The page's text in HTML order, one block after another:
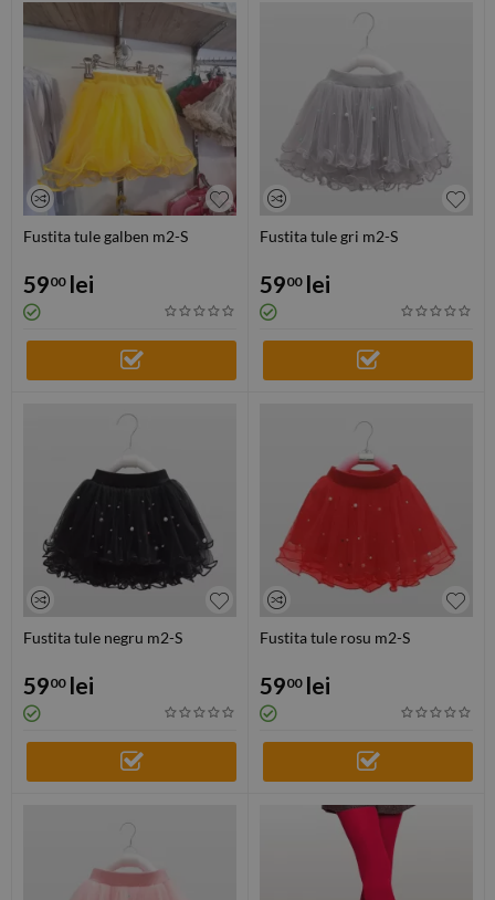
Fustita tule galben m2-S
5900 lei
Fustita tule gri m2-S
5900 lei
Fustita tule negru m2-S
5900 lei
Fustita tule rosu m2-S
5900 lei